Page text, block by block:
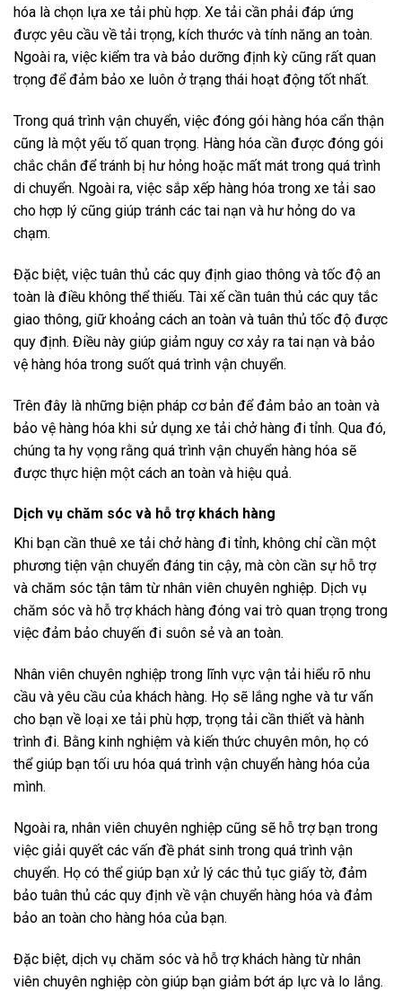
hóa là chọn lựa xe tải phù hợp. Xe tải cần phải đáp ứng
được yêu cầu về tải trọng, kích thước và tính năng an toàn.
Ngoài ra, việc kiểm tra và bảo dưỡng định kỳ cũng rất quan
trọng để đảm bảo xe luôn ở trạng thái hoạt động tốt nhất.
Trong quá trình vận chuyển, việc đóng gói hàng hóa cẩn thận
cũng là một yếu tố quan trọng. Hàng hóa cần được đóng gói
chắc chắn để tránh bị hư hỏng hoặc mất mát trong quá trình
di chuyển. Ngoài ra, việc sắp xếp hàng hóa trong xe tải sao
cho hợp lý cũng giúp tránh các tai nạn và hư hỏng do va
chạm.
Đặc biệt, việc tuân thủ các quy định giao thông và tốc độ an
toàn là điều không thể thiếu. Tài xế cần tuân thủ các quy tắc
giao thông, giữ khoảng cách an toàn và tuân thủ tốc độ được
quy định. Điều này giúp giảm nguy cơ xảy ra tai nạn và bảo
vệ hàng hóa trong suốt quá trình vận chuyển.
Trên đây là những biện pháp cơ bản để đảm bảo an toàn và
bảo vệ hàng hóa khi sử dụng xe tải chở hàng đi tỉnh. Qua đó,
chúng ta hy vọng rằng quá trình vận chuyển hàng hóa sẽ
được thực hiện một cách an toàn và hiệu quả.
Dịch vụ chăm sóc và hỗ trợ khách hàng
Khi bạn cần thuê xe tải chở hàng đi tỉnh, không chỉ cần một
phương tiện vận chuyển đáng tin cậy, mà còn cần sự hỗ trợ
và chăm sóc tận tâm từ nhân viên chuyên nghiệp. Dịch vụ
chăm sóc và hỗ trợ khách hàng đóng vai trò quan trọng trong
việc đảm bảo chuyến đi suôn sẻ và an toàn.
Nhân viên chuyên nghiệp trong lĩnh vực vận tải hiểu rõ nhu
cầu và yêu cầu của khách hàng. Họ sẽ lắng nghe và tư vấn
cho bạn về loại xe tải phù hợp, trọng tải cần thiết và hành
trình đi. Bằng kinh nghiệm và kiến thức chuyên môn, họ có
thể giúp bạn tối ưu hóa quá trình vận chuyển hàng hóa của
mình.
Ngoài ra, nhân viên chuyên nghiệp cũng sẽ hỗ trợ bạn trong
việc giải quyết các vấn đề phát sinh trong quá trình vận
chuyển. Họ có thể giúp bạn xử lý các thủ tục giấy tờ, đảm
bảo tuân thủ các quy định về vận chuyển hàng hóa và đảm
bảo an toàn cho hàng hóa của bạn.
Đặc biệt, dịch vụ chăm sóc và hỗ trợ khách hàng từ nhân
viên chuyên nghiệp còn giúp bạn giảm bớt áp lực và lo lắng.